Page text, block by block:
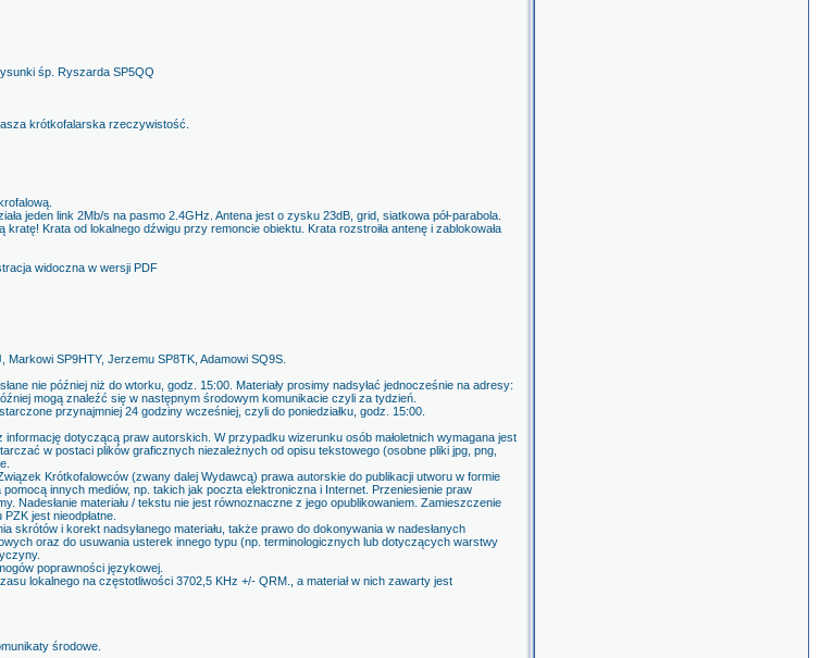
śp. Ryszarda SP5QQ
krótkofalarska rzeczywistość.
jeden link 2Mb/s na pasmo 2.4GHz. Antena jest o zysku 23dB, grid, siatkowa pół-parabola.
Krata od lokalnego dźwigu przy remoncie obiektu. Krata rozstroiła antenę i zablokowała
widoczna w wersji PDF
SP9HTY, Jerzemu SP8TK, Adamowi SQ9S.
nie później niż do wtorku, godz. 15:00. Materiały prosimy nadsyłać jednocześnie na adresy:
mogą znaleźć się w następnym środowym komunikacie czyli za tydzień.
przynajmniej 24 godziny wcześniej, czyli do poniedziałku, godz. 15:00.
dotyczącą praw autorskich. W przypadku wizerunku osób małoletnich wymagana jest
w postaci plików graficznych niezależnych od opisu tekstowego (osobne pliki jpg, png,
Krótkofalowców (zwany dalej Wydawcą) prawa autorskie do publikacji utworu w formie
innych mediów, np. takich jak poczta elektroniczna i Internet. Przeniesienie praw
Nadesłanie materiału / tekstu nie jest równoznaczne z jego opublikowaniem. Zamieszczenie
jest nieodpłatne.
skrótów i korekt nadsyłanego materiału, także prawo do dokonywania w nadesłanych
oraz do usuwania usterek innego typu (np. terminologicznych lub dotyczących warstwy
poprawności językowej.
lokalnego na częstotliwości 3702,5 KHz +/- QRM., a materiał w nich zawarty jest
środowe.